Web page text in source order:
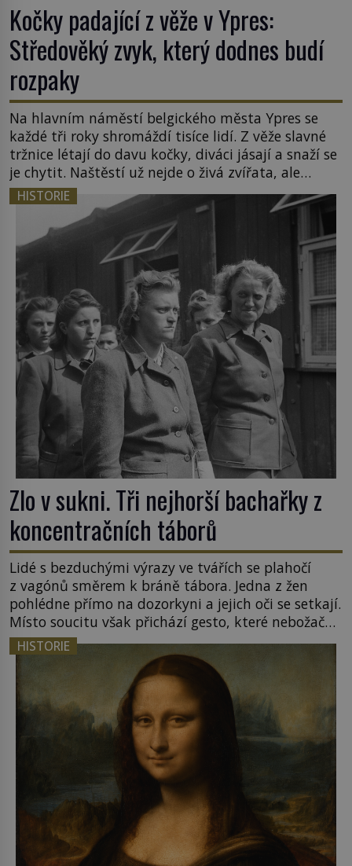
Kočky padající z věže v Ypres:
Středověký zvyk, který dodnes budí
rozpaky
Na hlavním náměstí belgického města Ypres se
každé tři roky shromáždí tisíce lidí. Z věže slavné
tržnice létají do davu kočky, diváci jásají a snaží se
je chytit. Naštěstí už nejde o živá zvířata, ale
jenom o plyšové suvenýry. Kdysi to ale bylo jinak.
Tato veselá podívaná připomíná jeden z
nejpodivnějších a zároveň nejkrutějších zvyků […]
HISTORIE
Zlo v sukni. Tři nejhorší bachařky z
koncentračních táborů
Lidé s bezduchými výrazy ve tvářích se plahočí
z vagónů směrem k bráně tábora. Jedna z žen
pohlédne přímo na dozorkyni a jejich oči se setkají.
Místo soucitu však přichází gesto, které nebožačku
posílá rovnou do plynové komory. Jména jako
Rudolf Höss (1901–1947), Josef Mengele (1911–
1979) či Heinrich Himmler (1900–1945) zná každý,
o koho se historie jen otřela. Jenže […]
HISTORIE